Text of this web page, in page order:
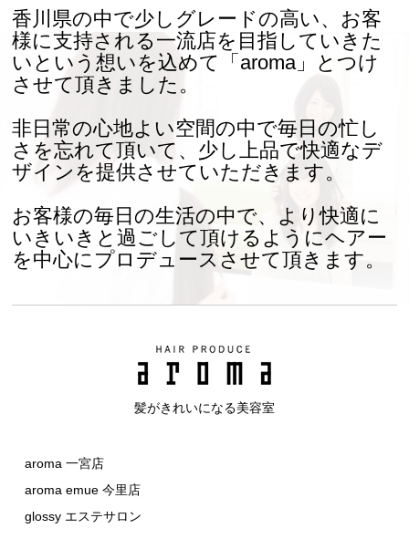
ONLINE SHOP
香川県の中で少しグレードの高い、お客
様に支持される一流店を目指していきた
いという想いを込めて「aroma」とつけ
させて頂きました。
非日常の心地よい空間の中で毎日の忙し
さを忘れて頂いて、少し上品で快適なデ
ザインを提供させていただきます。
お客様の毎日の生活の中で、より快適に
いきいきと過ごして頂けるようにヘアー
を中心にプロデュースさせて頂きます。
髪がきれいになる美容室
aroma 一宮店
aroma emue 今里店
glossy エステサロン